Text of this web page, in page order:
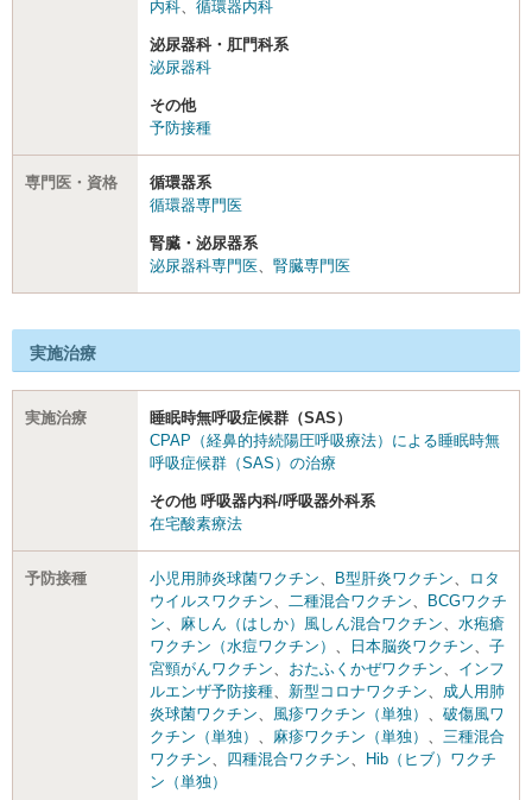
内科、 循環器内科
泌尿器科・肛門科系
泌尿器科
その他
予防接種
専門医・資格
循環器系
循環器専門医
腎臓・泌尿器系
泌尿器科専門医、 腎臓専門医
実施治療
実施治療
睡眠時無呼吸症候群（SAS）
CPAP（経鼻的持続陽圧呼吸療法）による睡眠時無
呼吸症候群（SAS）の治療
その他 呼吸器内科/呼吸器外科系
在宅酸素療法
予防接種 小児用肺炎球菌ワクチン、 B型肝炎ワクチン、
ロタ
ウイルスワクチン、 二種混合ワクチン、
BCGワクチ
ン、 麻しん（はしか）風しん混合ワクチン、 水疱瘡
ワクチン（水痘ワクチン） 、 日本脳炎ワクチン、 子
宮頸がんワクチン、 おたふくかぜワクチン、 インフ
ルエンザ予防接種、 新型コロナワクチン、 成人用肺
炎球菌ワクチン、 風疹ワクチン（単独） 、 破傷風ワ
クチン（単独） 、 麻疹ワクチン（単独） 、 三種混合
ワクチン、 四種混合ワクチン、
Hib（ヒブ）ワクチ
ン（単独）